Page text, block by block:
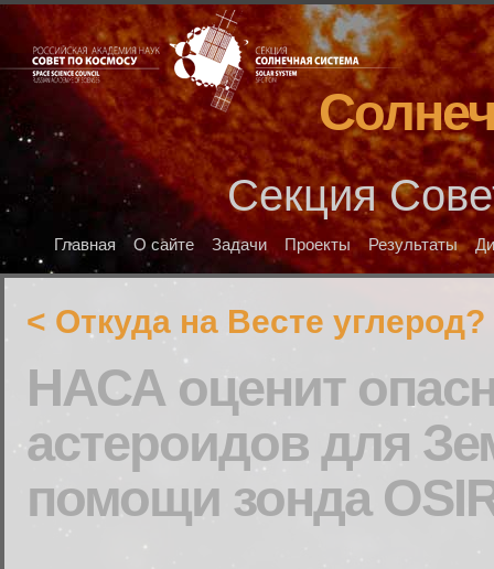
Секция
Главная О сайте Задачи Проекты Результаты
< Откуда на Весте углерод?
НАСА оценит
астероидов для
помощи зонда